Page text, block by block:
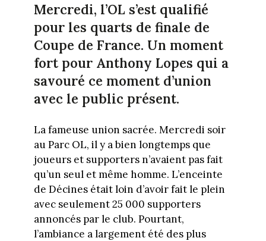
Mercredi, l’OL s’est qualifié
pour les quarts de finale de
Coupe de France. Un moment
fort pour Anthony Lopes qui a
savouré ce moment d’union
avec le public présent.
La fameuse union sacrée. Mercredi soir
au Parc OL, il y a bien longtemps que
joueurs et supporters n’avaient pas fait
qu’un seul et même homme. L’enceinte
de Décines était loin d’avoir fait le plein
avec seulement 25 000 supporters
annoncés par le club. Pourtant,
l’ambiance a largement été des plus